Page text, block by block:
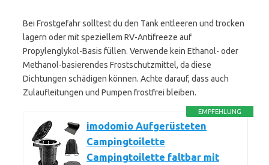
Bei Frostgefahr solltest du den Tank entleeren und trocken
lagern oder mit speziellem RV-Antifreeze auf
Propylenglykol-Basis füllen. Verwende kein Ethanol- oder
Methanol-basierendes Frostschutzmittel, da diese
Dichtungen schädigen können. Achte darauf, dass auch
Zulaufleitungen und Pumpen frostfrei bleiben.
EMPFEHLUNG
imodomio Aufgerüsteten
Campingtoilette
Campingtoilette faltbar mit